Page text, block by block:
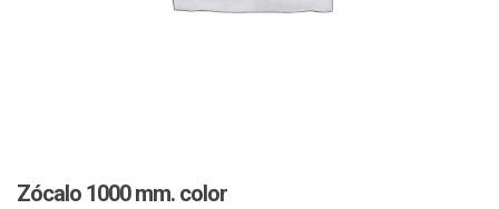
Zócalo 1000 mm. color